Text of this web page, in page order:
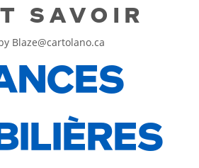
SAVOIR
Blaze@cartolano.ca